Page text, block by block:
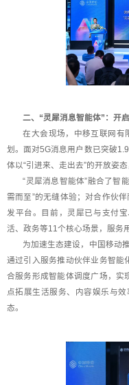
二、“灵犀消息智能体”：开
在大会现场，中移互联网有
划。面对5G消息用户数已突破
体以“引进来、走出去”的开放姿
“灵犀消息智能体”融合了智
需而至”的无缝体验；对合作伙
发平台。目前，灵犀已与支付
活、政务等11个核心场景，服务
为加速生态建设，中国移动
通过引入服务推动伙伴业务智能
合服务形成智能体调度广场，实
点拓展生活服务、内容娱乐与
态。